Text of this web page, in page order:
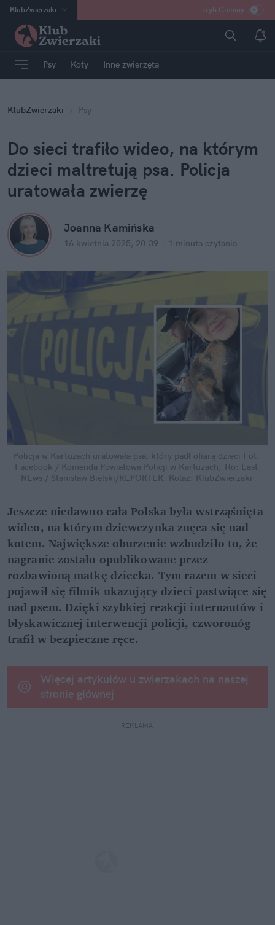
KlubZwierzaki
na:Temat
INN:Poland
ASZ:dziennik
dad :HERO
Tryb Ciemny
Psy Koty Inne zwierzęta
KlubZwierzaki Psy
Do sieci trafiło wideo, na którym
dzieci maltretują psa. Policja
uratowała zwierzę
Joanna Kamińska
16 kwietnia 2025, 20:39 1 minuta czytania
Policja w Kartuzach uratowała psa, który padł ofiarą dzieci Fot.
Facebook / Komenda Powiatowa Policji w Kartuzach, Tło: East
NEws / Stanislaw Bielski/REPORTER. Kolaż: KlubZwierzaki
Jeszcze niedawno cała Polska była wstrząśnięta
wideo, na którym dziewczynka znęca się nad
kotem. Największe oburzenie wzbudziło to, że
nagranie zostało opublikowane przez
rozbawioną matkę dziecka. Tym razem w sieci
pojawił się filmik ukazujący dzieci pastwiące się
nad psem. Dzięki szybkiej reakcji internautów i
błyskawicznej interwencji policji, czworonóg
trafił w bezpieczne ręce.
Więcej artykułów u zwierzakach na naszej
stronie głównej
REKLAMA